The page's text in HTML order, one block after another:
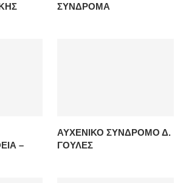
ΣΥΝΔΡΟΜΑ
–
ΑΥΧΕΝΙΚΟ ΣΥΝΔΡΟΜΟ Δ.
ΓΟΥΛΕΣ